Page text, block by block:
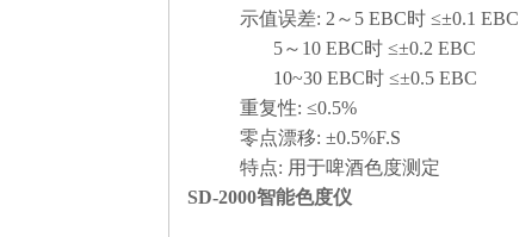
示值误差: 2～5 EBC时 ≤±0.1 EBC
5～10 EBC时 ≤±0.2 EBC
10~30 EBC时 ≤±0.5 EBC
重复性: ≤0.5%
零点漂移: ±0.5%F.S
特点: 用于啤酒色度测定
SD-2000智能色度仪